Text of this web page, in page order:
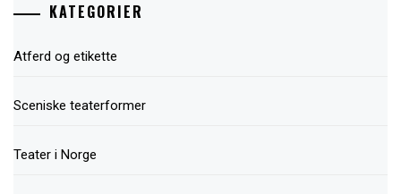
KATEGORIER
Atferd og etikette
Sceniske teaterformer
Teater i Norge